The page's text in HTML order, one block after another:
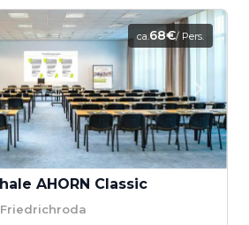
ca.68€/ Pers.
AHORN Classic